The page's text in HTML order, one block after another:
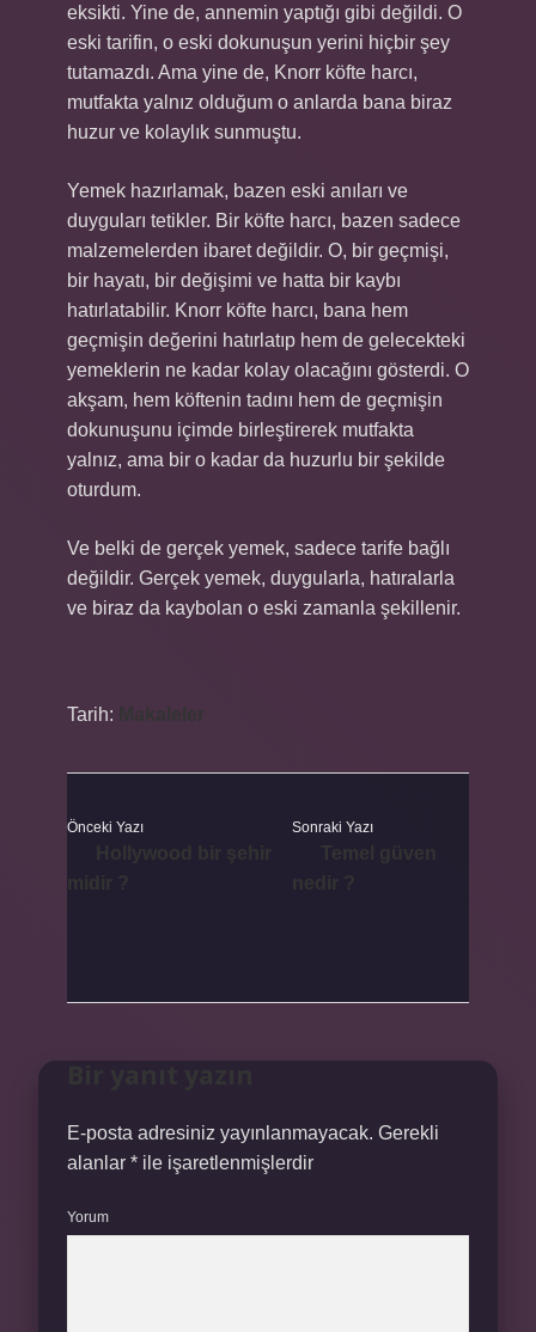
eksikti. Yine de, annemin yaptığı gibi değildi. O
eski tarifin, o eski dokunuşun yerini hiçbir şey
tutamazdı. Ama yine de, Knorr köfte harcı,
mutfakta yalnız olduğum o anlarda bana biraz
huzur ve kolaylık sunmuştu.
Yemek hazırlamak, bazen eski anıları ve
duyguları tetikler. Bir köfte harcı, bazen sadece
malzemelerden ibaret değildir. O, bir geçmişi,
bir hayatı, bir değişimi ve hatta bir kaybı
hatırlatabilir. Knorr köfte harcı, bana hem
geçmişin değerini hatırlatıp hem de gelecekteki
yemeklerin ne kadar kolay olacağını gösterdi. O
akşam, hem köftenin tadını hem de geçmişin
dokunuşunu içimde birleştirerek mutfakta
yalnız, ama bir o kadar da huzurlu bir şekilde
oturdum.
Ve belki de gerçek yemek, sadece tarife bağlı
değildir. Gerçek yemek, duygularla, hatıralarla
ve biraz da kaybolan o eski zamanla şekillenir.
Tarih:
Önceki Yazı Sonraki Yazı
E-posta adresiniz yayınlanmayacak. Gerekli
alanlar * ile işaretlenmişlerdir
Yorum